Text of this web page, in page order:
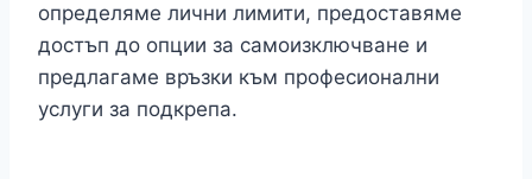
определяме лични лимити, предоставяме
достъп до опции за самоизключване и
предлагаме връзки към професионални
услуги за подкрепа.